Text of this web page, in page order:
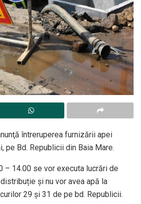
întreruperea furnizării apei
pe Bd. Republicii din Baia Mare.
– 14.00 se vor executa lucrări de
şi nu vor avea apă la
29 şi 31 de pe bd. Republicii.